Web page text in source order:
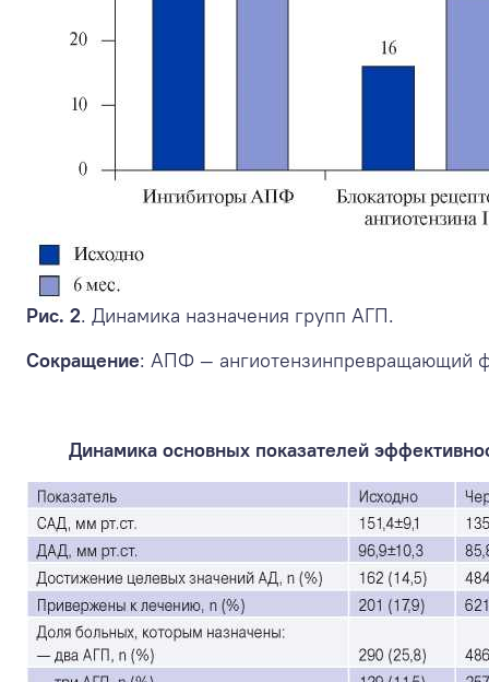
Рис. 2. Динамика назначения групп АГП.
Сокращение: АПФ — ангиотензинпревращающий
Динамика основных показателей